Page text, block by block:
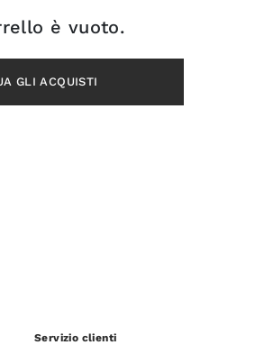
è vuoto.
GLI ACQUISTI
Servizio clienti